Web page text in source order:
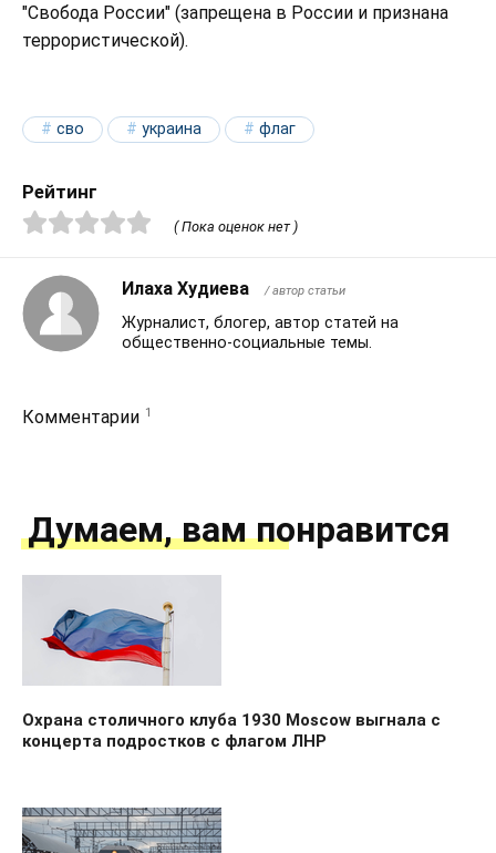
"Свобода России" (запрещена в России и признана
террористической).
сво украина флаг
Рейтинг
( Пока оценок нет )
Илаха Худиева / автор статьи
Журналист, блогер, автор статей на
общественно-социальные темы.
Комментарии 1
Думаем, вам понравится
Охрана столичного клуба 1930 Moscow выгнала с
концерта подростков с флагом ЛНР